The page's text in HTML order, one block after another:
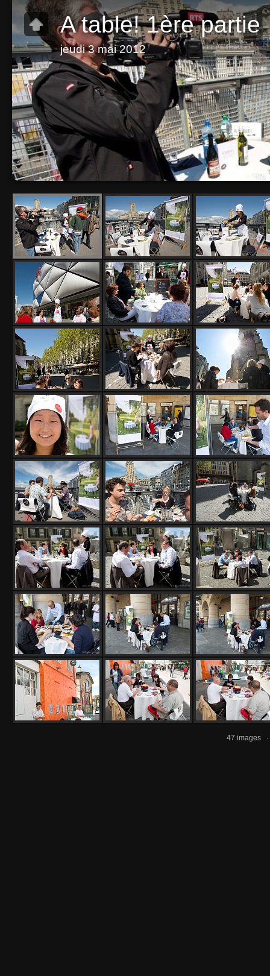
A table! 1ère partie
jeudi 3 mai 2012
47 images